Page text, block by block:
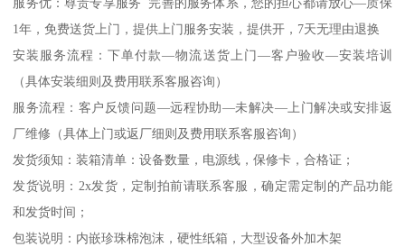
服务优：尊贵专享服务 完善的服务体系，您的担心都请放心—质保
1年，免费送货上门，提供上门服务安装，提供开，7天无理由退换
安装服务流程：下单付款—物流送货上门—客户验收—安装培训
（具体安装细则及费用联系客服咨询）
服务流程：客户反馈问题—远程协助—未解决—上门解决或安排返
厂维修（具体上门或返厂细则及费用联系客服咨询）
发货须知：装箱清单：设备数量，电源线，保修卡，合格证；
发货说明：2x发货，定制拍前请联系客服，确定需定制的产品功能
和发货时间；
包装说明：内嵌珍珠棉泡沫，硬性纸箱，大型设备外加木架